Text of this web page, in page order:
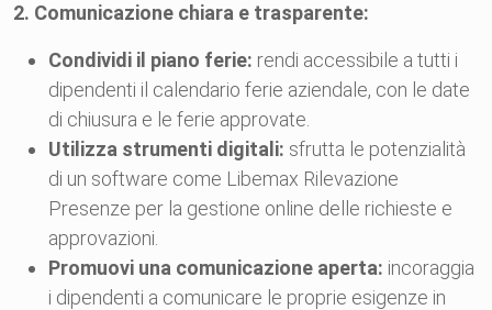
2. Comunicazione chiara e trasparente:
Condividi il piano ferie: rendi accessibile a tutti i
dipendenti il calendario ferie aziendale, con le date
di chiusura e le ferie approvate.
Utilizza strumenti digitali: sfrutta le potenzialità
di un software come Libemax Rilevazione
Presenze per la gestione online delle richieste e
approvazioni.
Promuovi una comunicazione aperta: incoraggia
i dipendenti a comunicare le proprie esigenze in